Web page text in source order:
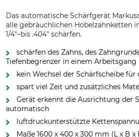
Das automatische Schärfgerät
alle gebräuchlichen Hobelzahnketten
1/4"–bis .404" schärfen.
schärfen des Zahns, des
Tiefenbegrenzer in einem Arbeitsgang
kein Wechsel der Schärfscheibe für
spart viel Zeit und zusätzliches
Gerät erkennt die Ausrichtung der
automatisch
luftdruckunterstützte
Maße 1600 x 400 x 300 mm (L x B x